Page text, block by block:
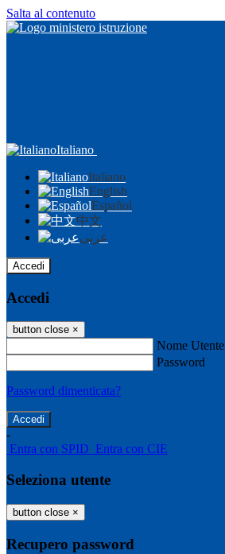
Salta al contenuto
Italiano
Italiano
English
Español
中文
عربى
Accedi
Accedi
button close ×
Nome Utente
Password
Password dimenticata?
-
Entra con SPID Entra con CIE
Seleziona utente
button close ×
Recupero password